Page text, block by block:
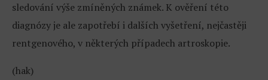
sledování výše zmíněných známek. K ověření této
diagnózy je ale zapotřebí i dalších vyšetření, nejčastěji
rentgenového, v některých případech artroskopie.
(hak)